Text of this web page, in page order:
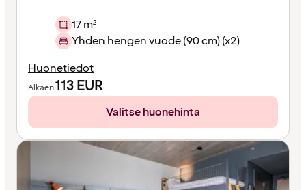
17 m²
Yhden hengen vuode (90 cm) (x2)
Huonetiedot
Alkaen113EUR
Valitse huonehinta